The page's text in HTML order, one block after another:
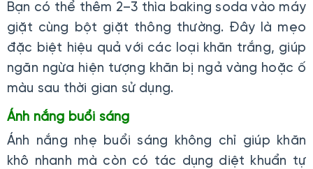
Bạn có thể thêm 2–3 thìa baking soda vào máy
giặt cùng bột giặt thông thường. Đây là mẹo
đặc biệt hiệu quả với các loại khăn trắng, giúp
ngăn ngừa hiện tượng khăn bị ngả vàng hoặc ố
màu sau thời gian sử dụng.
Ánh nắng buổi sáng
Ánh nắng nhẹ buổi sáng không chỉ giúp khăn
khô nhanh mà còn có tác dụng diệt khuẩn tự